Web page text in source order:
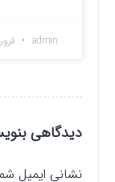
admin فروردین ۱۳,
دیدگاهی
نشانی ایمیل